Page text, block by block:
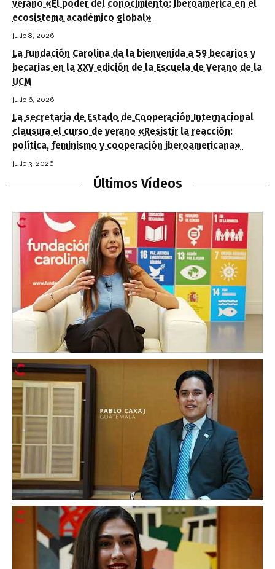
verano «El poder del conocimiento: Iberoamérica en el
ecosistema académico global»
julio 8, 2026
La Fundación Carolina da la bienvenida a 59 becarios y
becarias en la XXV edición de la Escuela de Verano de la
UCM
julio 6, 2026
La secretaria de Estado de Cooperación Internacional
clausura el curso de verano «Resistir la reacción:
política, feminismo y cooperación iberoamericana»
julio 3, 2026
Últimos Vídeos